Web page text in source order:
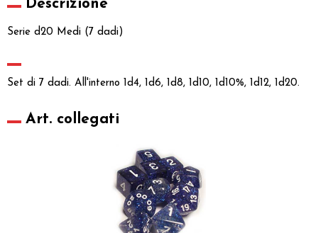
Descrizione
Serie d20 Medi (7 dadi)
Set di 7 dadi. All'interno 1d4, 1d6, 1d8, 1d10, 1d10%, 1d12, 1d20.
Art. collegati